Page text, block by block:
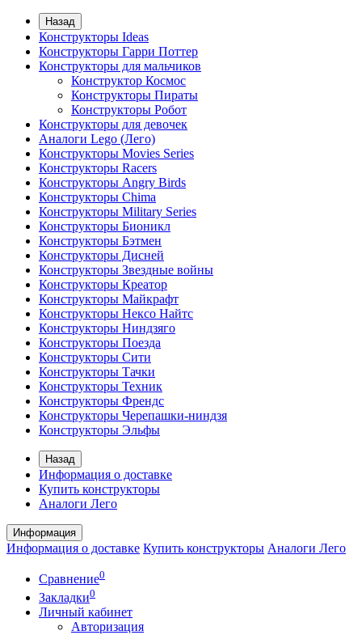
Назад
Конструкторы Ideas
Конструкторы Гарри Поттер
Конструкторы для мальчиков
Конструктор Космос
Конструкторы Пираты
Конструкторы Робот
Конструкторы для девочек
Аналоги Lego (Лего)
Конструкторы Movies Series
Конструкторы Racers
Конструкторы Angry Birds
Конструкторы Chima
Конструкторы Military Series
Конструкторы Бионикл
Конструкторы Бэтмен
Конструкторы Дисней
Конструкторы Звездные войны
Конструкторы Креатор
Конструкторы Майкрафт
Конструкторы Нексо Найтс
Конструкторы Ниндзяго
Конструкторы Поезда
Конструкторы Сити
Конструкторы Тачки
Конструкторы Техник
Конструкторы Френдс
Конструкторы Черепашки-ниндзя
Конструкторы Эльфы
Назад
Информация о доставке
Купить конструкторы
Аналоги Лего
Информация
Информация о доставке Купить конструкторы Аналоги Лего
Сравнение0
Закладки0
Личный кабинет
Авторизация